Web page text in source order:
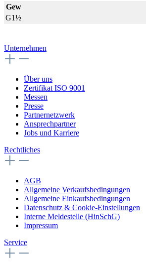
Gew
G1½
Unternehmen
Über uns
Zertifikat ISO 9001
Messen
Presse
Partnernetzwerk
Ansprechpartner
Jobs und Karriere
Rechtliches
AGB
Allgemeine Verkaufsbedingungen
Allgemeine Einkaufsbedingungen
Datenschutz & Cookie-Einstellungen
Interne Meldestelle (HinSchG)
Impressum
Service